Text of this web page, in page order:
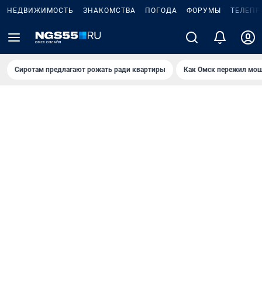
НЕДВИЖИМОСТЬ ЗНАКОМСТВА ПОГОДА ФОРУМЫ
Сиротам предлагают рожать ради квартиры Как Омск пережил